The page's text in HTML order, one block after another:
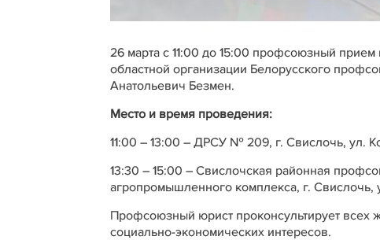
26 марта с 11:00 до 15:00 профсоюзный
областной организации Белорусского
Анатольевич Безмен.
Место и время проведения:
11:00 – 13:00 – ДРСУ № 209, г. Свислочь, ул.
13:30 – 15:00 – Свислочская районная
агропромышленного комплекса, г. Свислочь,
Профсоюзный юрист проконсультирует
социально-экономических интересов.